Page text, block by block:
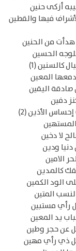
أزكى حنين
فيها والقطين
من الحنين
الحسين
كالسنين (1)
المعين
اليقين
دفين
الأذين (2)
لا دخين
ودين
الامين
كالمدين
الود الكمين
المتين
رأي مستبين
يد المعين
عن حجر وطين
ذي رأي مهين